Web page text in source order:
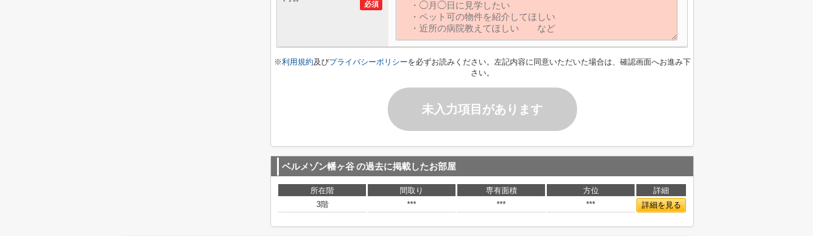
必須
※利用規約及びプライバシーポリシーを必ずお読みください。左記内容に同意いただいた場合は、確認画面へお進み下
さい。
未入力項目があります
ベルメゾン幡ヶ谷の過去に掲載したお部屋
所在階 間取り 専有面積 方位
詳細
3階
*** *** *** 詳細を見る